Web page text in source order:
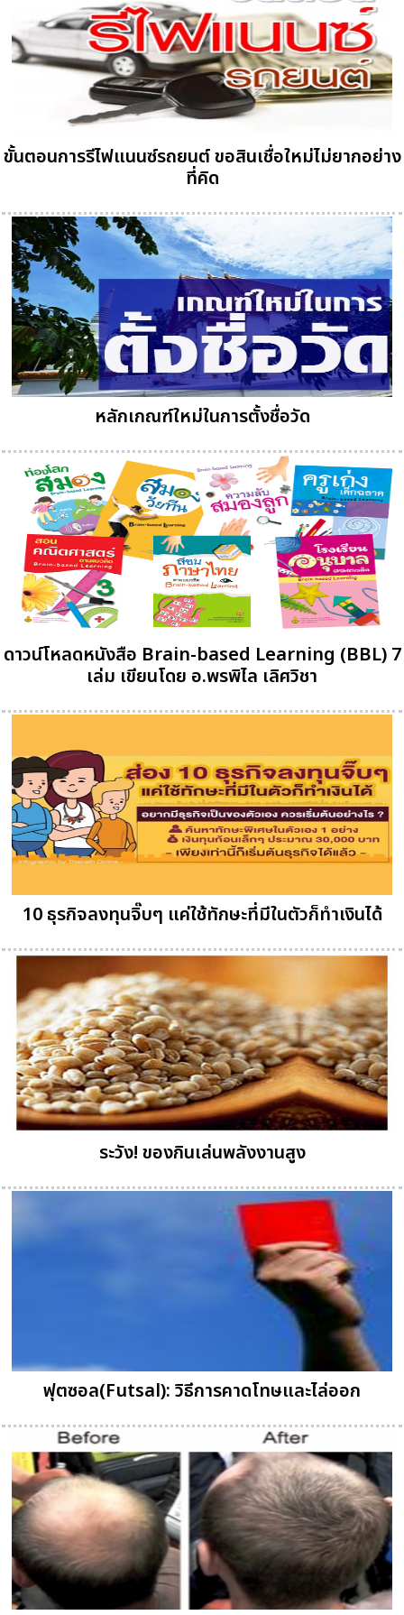
ขั้นตอนการรีไฟแนนซ์รถยนต์ ขอสินเชื่อใหม่ไม่ยากอย่าง
ที่คิด
หลักเกณฑ์ใหม่ในการตั้งชื่อวัด
ดาวน์โหลดหนังสือ Brain-based Learning (BBL) 7
เล่ม เขียนโดย อ.พรพิไล เลิศวิชา
10 ธุรกิจลงทุนจิ๊บๆ แค่ใช้ทักษะที่มีในตัวก็ทำเงินได้
ระวัง! ของกินเล่นพลังงานสูง
ฟุตซอล(Futsal): วิธีการคาดโทษและไล่ออก